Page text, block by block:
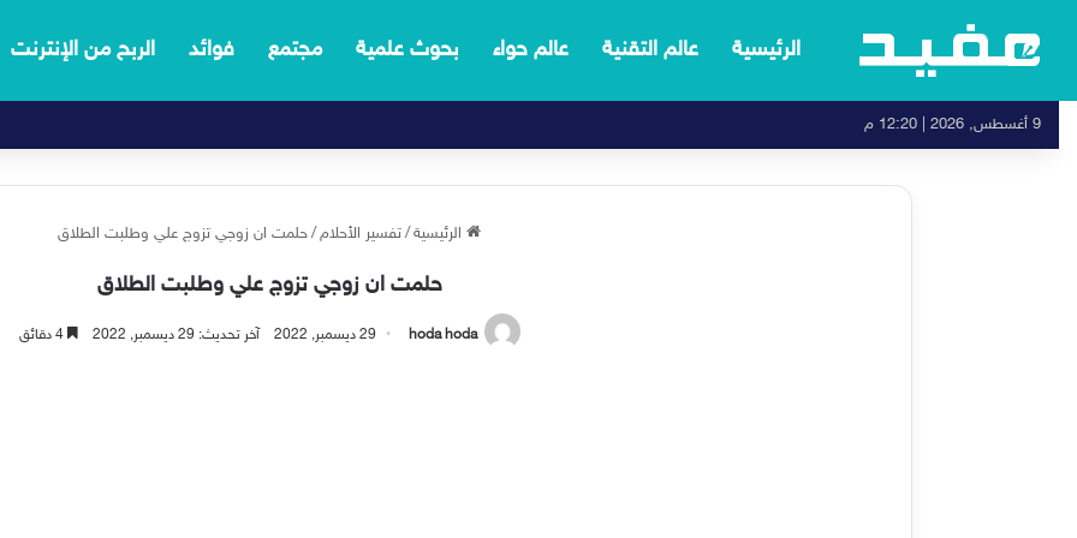
الرئيسية عالم التقنية عالم حواء بحوث علمية مجتمع فوائد الربح من الإنترنت
9 أغسطس, 2026 | 12:20 م
الرئيسية/تفسير الأحلام/حلمت ان زوجي تزوج علي وطلبت الطلاق
حلمت ان زوجي تزوج علي وطلبت الطلاق
hoda hoda 29 ديسمبر, 2022 آخر تحديث: 29 ديسمبر, 2022 4 دقائق